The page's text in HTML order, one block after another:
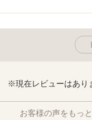
※現在レビューはあり
お客様の声をもっ